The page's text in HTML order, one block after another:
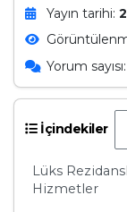
Yayın tarihi:
Yorum sayısı:
İçindekiler
Lüks
Hizmetler